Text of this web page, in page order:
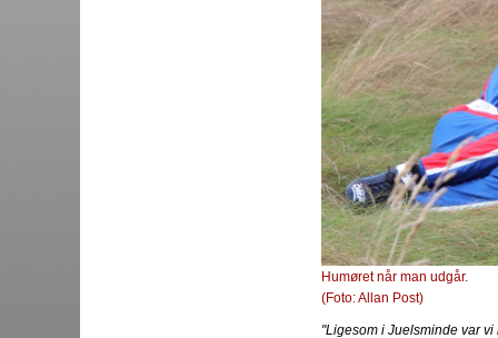
Humøret når man udgår.
(Foto: Allan Post)
"Ligesom i Juelsminde var